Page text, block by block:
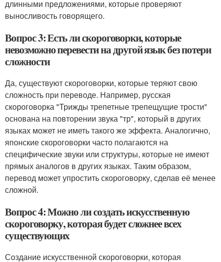
длинными предложениями, которые проверяют
выносливость говорящего.
Вопрос 3: Есть ли скороговорки, которые
невозможно перевести на другой язык без потери
сложности
Да, существуют скороговорки, которые теряют свою
сложность при переводе. Например, русская
скороговорка "Трижды трепетные трепещущие трости"
основана на повторении звука "тр", который в других
языках может не иметь такого же эффекта. Аналогично,
японские скороговорки часто полагаются на
специфические звуки или структуры, которые не имеют
прямых аналогов в других языках. Таким образом,
перевод может упростить скороговорку, сделав её менее
сложной.
Вопрос 4: Можно ли создать искусственную
скороговорку, которая будет сложнее всех
существующих
Создание искусственной скороговорки, которая